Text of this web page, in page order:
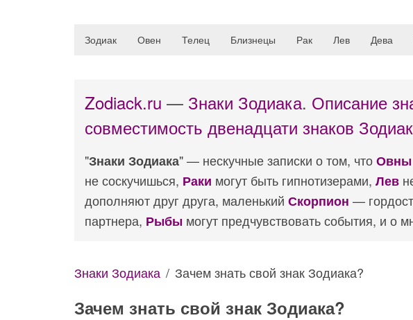
Зодиак Овен Телец Близнецы Рак Лев Дева
Zodiack.ru — Знаки Зодиака. Описание
совместимость двенадцати знаков
"Знаки Зодиака" — нескучные записки о том, чтоОвны
не соскучишься, Раки могут быть гипнотизерами, Лев
дополняют друг друга, маленький Скорпион —
партнера, Рыбы могут предчувствовать события, и о
Знаки Зодиака Зачем знать свой знак Зодиака?
Зачем знать свой знак Зодиака?